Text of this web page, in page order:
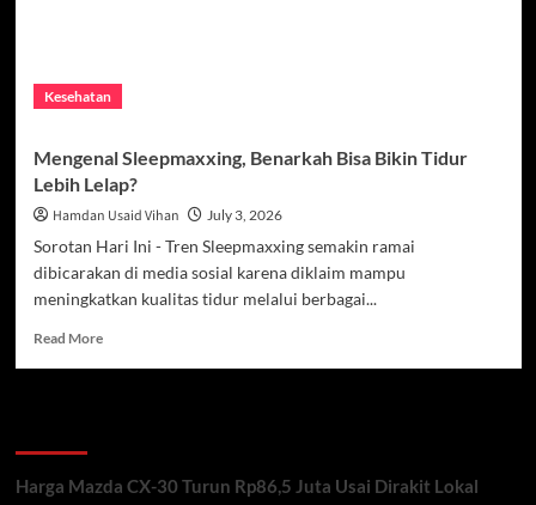
Kesehatan
Mengenal Sleepmaxxing, Benarkah Bisa Bikin Tidur
Lebih Lelap?
Hamdan Usaid Vihan July 3, 2026
Sorotan Hari Ini - Tren Sleepmaxxing semakin ramai
dibicarakan di media sosial karena diklaim mampu
meningkatkan kualitas tidur melalui berbagai...
Read MoreRead
Bikin
Harga Mazda CX-30 Turun Rp86,5 Juta Usai Dirakit Lokal